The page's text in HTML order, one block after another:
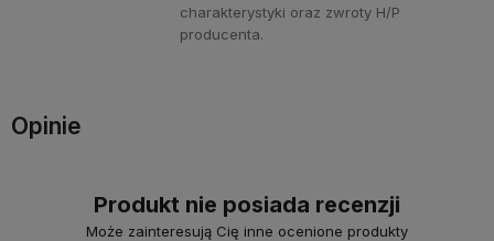
charakterystyki oraz zwroty H/P
producenta.
Opinie
Produkt nie posiada recenzji
Może zainteresują Cię inne ocenione produkty